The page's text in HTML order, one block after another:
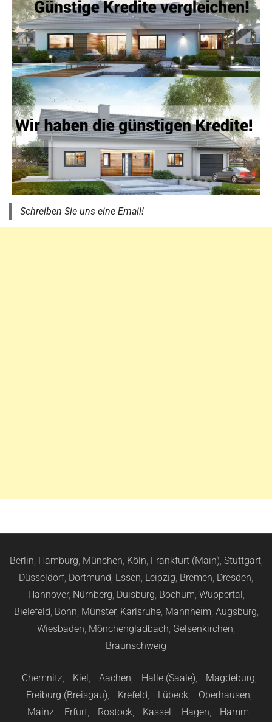
Schreiben Sie uns eine Email!
Berlin, Hamburg, München, Köln, Frankfurt (Main), Stuttgart,
Düsseldorf, Dortmund, Essen, Leipzig, Bremen, Dresden,
Hannover, Nürnberg, Duisburg, Bochum, Wuppertal,
Bielefeld, Bonn, Münster, Karlsruhe, Mannheim, Augsburg,
Wiesbaden, Mönchengladbach, Gelsenkirchen,
Braunschweig
Chemnitz, Kiel, Aachen, Halle (Saale), Magdeburg,
Freiburg (Breisgau), Krefeld, Lübeck, Oberhausen,
Mainz, Erfurt, Rostock, Kassel, Hagen, Hamm,